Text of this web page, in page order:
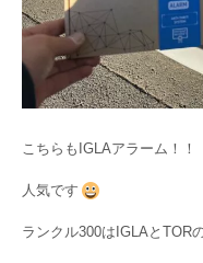
こちらもIGLAアラーム！！
人気です
ランクル300はIGLAとTOR